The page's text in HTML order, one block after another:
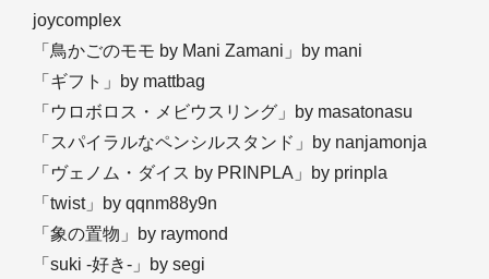
joycomplex
「鳥かごのモモ by Mani Zamani」by mani
「ギフト」by mattbag
「ウロボロス・メビウスリング」by masatonasu
「スパイラルなペンシルスタンド」by nanjamonja
「ヴェノム・ダイス by PRINPLA」by prinpla
「twist」by qqnm88y9n
「象の置物」by raymond
「suki -好き-」by segi